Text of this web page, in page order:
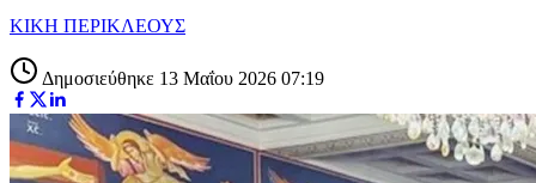
ΚΙΚΗ ΠΕΡΙΚΛΕΟΥΣ
Δημοσιεύθηκε 13 Μαΐου 2026 07:19